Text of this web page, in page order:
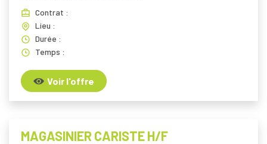
Contrat :
Lieu :
Durée :
Temps :
Voir l'offre
MAGASINIER CARISTE H/F